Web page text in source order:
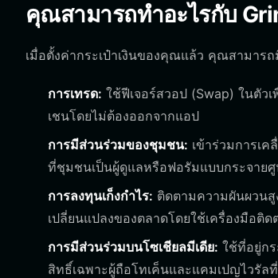
คุณสามารถทำอะไรกับ
เมื่อตั้งค่ากระเป๋าเงินของคุณแล้ว คุณสามาร
การเทรด: ใช้ฟีเจอร์สวอป (Swap) ในตัว
เชนโดยไม่ต้องออกจากแอป
การมีส่วนร่วมของชุมชน: เข้าร่วมการเ
ที่ชุมชนเป็นผู้ดูแลหรือฟอรัมแบบกระจายศู
การลงทุนเก็งกำไร: ติดตามความผันผวนสู
เปลี่ยนแปลงของตลาดโดยใช้เครื่องมือติด
การมีส่วนร่วมบนโซเชียลมีเดีย: ใช้ที่อยู่ก
สิทธิ์เฉพาะผู้ถือโทเค็นและแคมเปญไวรัล